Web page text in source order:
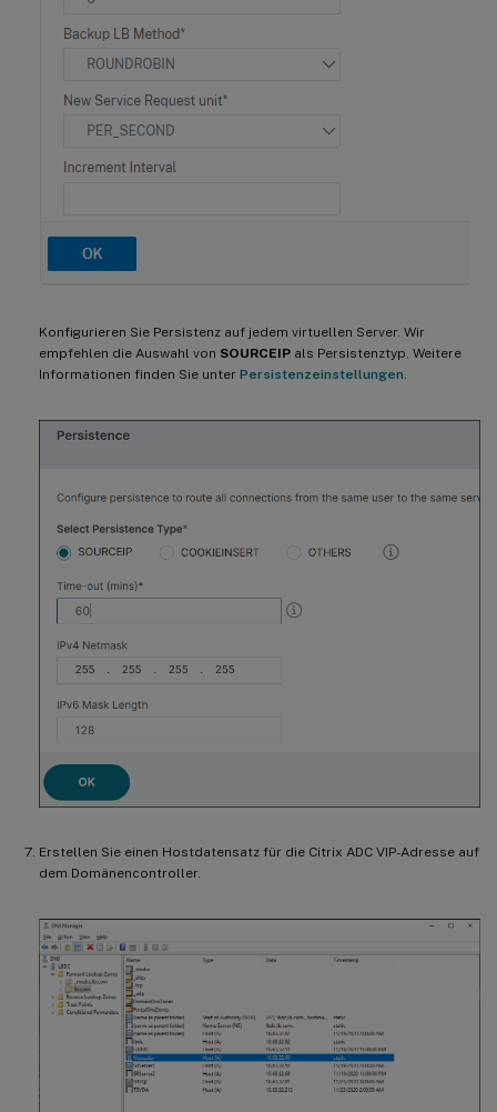
Konfigurieren Sie Persistenz auf jedem virtuellen Server. Wir
empfehlen die Auswahl von SOURCEIP als Persistenztyp. Weitere
Informationen finden Sie unter Persistenzeinstellungen.
Erstellen Sie einen Hostdatensatz für die Citrix ADC VIP-Adresse auf
dem Domänencontroller.